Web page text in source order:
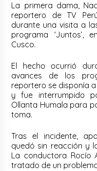
La primera dama,
reportero de TV
durante una visita a
programa ‘Juntos’,
Cusco.
El hecho ocurrió
avances de los
reportero se disponía
y fue interrumpido
Ollanta Humala para
toma.
Tras el incidente,
quedó sin reacción y
La conductora Rocío
tratado de un